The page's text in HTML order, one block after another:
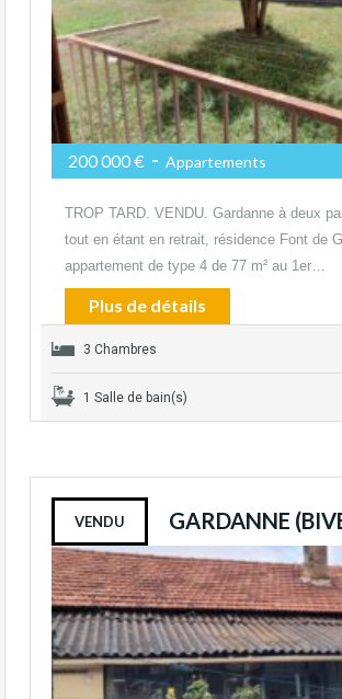
200 000 € - Appartements
TROP TARD. VENDU. Gardanne à deux
tout en étant en retrait, résidence Font de
appartement de type 4 de 77 m² au 1er…
Plus de détails
3 Chambres
1 Salle de bain(s)
VENDU GARDANNE